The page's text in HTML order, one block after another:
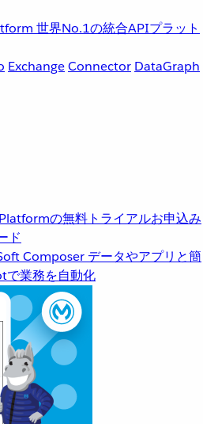
世界No.1の統合APIプラット
ExchangeConnector DataGraph
の無料トライアルお申込み
ド
Composer データやアプリと簡
で業務を自動化